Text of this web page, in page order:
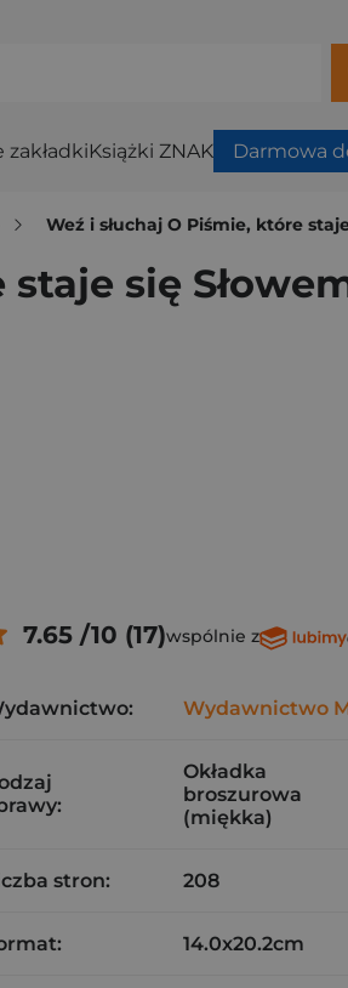
zakładkiKsiążki ZNAK Darmowa
Weź i słuchaj O Piśmie, które
się
7.65 /10 (17)wspólnie z
Wydawnictwo
Okładka
broszurowa
(miękka)
stron: 208
14.0x20.2cm